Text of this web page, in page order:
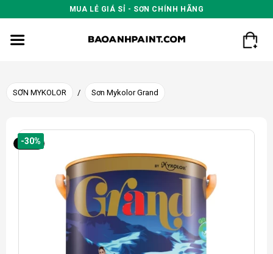
to
content
MUA LẺ GIÁ SỈ - SƠN CHÍNH HÃNG
SƠN MYKOLOR / Sơn Mykolor Grand
-30%